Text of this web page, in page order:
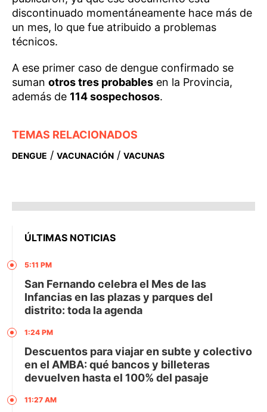
discontinuado momentáneamente hace más de
un mes, lo que fue atribuido a problemas
técnicos.
A ese primer caso de dengue confirmado se
suman otros tres probables en la Provincia,
además de 114 sospechosos.
TEMAS RELACIONADOS
DENGUE / VACUNACIÓN / VACUNAS
ÚLTIMAS NOTICIAS
5:11 PM
San Fernando celebra el Mes de las
Infancias en las plazas y parques del
distrito: toda la agenda
1:24 PM
Descuentos para viajar en subte y colectivo
en el AMBA: qué bancos y billeteras
devuelven hasta el 100% del pasaje
11:27 AM